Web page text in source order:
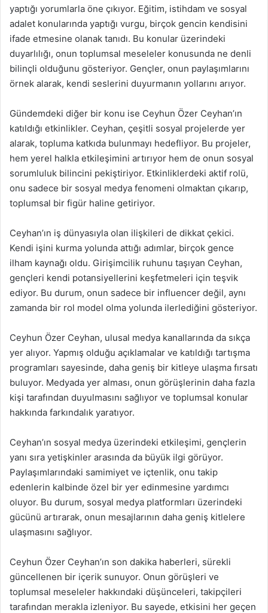
yaptığı yorumlarla öne çıkıyor. Eğitim, istihdam ve sosyal
adalet konularında yaptığı vurgu, birçok gencin kendisini
ifade etmesine olanak tanıdı. Bu konular üzerindeki
duyarlılığı, onun toplumsal meseleler konusunda ne denli
bilinçli olduğunu gösteriyor. Gençler, onun paylaşımlarını
örnek alarak, kendi seslerini duyurmanın yollarını arıyor.
Gündemdeki diğer bir konu ise Ceyhun Özer Ceyhan’ın
katıldığı etkinlikler. Ceyhan, çeşitli sosyal projelerde yer
alarak, topluma katkıda bulunmayı hedefliyor. Bu projeler,
hem yerel halkla etkileşimini artırıyor hem de onun sosyal
sorumluluk bilincini pekiştiriyor. Etkinliklerdeki aktif rolü,
onu sadece bir sosyal medya fenomeni olmaktan çıkarıp,
toplumsal bir figür haline getiriyor.
Ceyhan’ın iş dünyasıyla olan ilişkileri de dikkat çekici.
Kendi işini kurma yolunda attığı adımlar, birçok gence
ilham kaynağı oldu. Girişimcilik ruhunu taşıyan Ceyhan,
gençleri kendi potansiyellerini keşfetmeleri için teşvik
ediyor. Bu durum, onun sadece bir influencer değil, aynı
zamanda bir rol model olma yolunda ilerlediğini gösteriyor.
Ceyhun Özer Ceyhan, ulusal medya kanallarında da sıkça
yer alıyor. Yapmış olduğu açıklamalar ve katıldığı tartışma
programları sayesinde, daha geniş bir kitleye ulaşma fırsatı
buluyor. Medyada yer alması, onun görüşlerinin daha fazla
kişi tarafından duyulmasını sağlıyor ve toplumsal konular
hakkında farkındalık yaratıyor.
Ceyhan’ın sosyal medya üzerindeki etkileşimi, gençlerin
yanı sıra yetişkinler arasında da büyük ilgi görüyor.
Paylaşımlarındaki samimiyet ve içtenlik, onu takip
edenlerin kalbinde özel bir yer edinmesine yardımcı
oluyor. Bu durum, sosyal medya platformları üzerindeki
gücünü artırarak, onun mesajlarının daha geniş kitlelere
ulaşmasını sağlıyor.
Ceyhun Özer Ceyhan’ın son dakika haberleri, sürekli
güncellenen bir içerik sunuyor. Onun görüşleri ve
toplumsal meseleler hakkındaki düşünceleri, takipçileri
tarafından merakla izleniyor. Bu sayede, etkisini her geçen